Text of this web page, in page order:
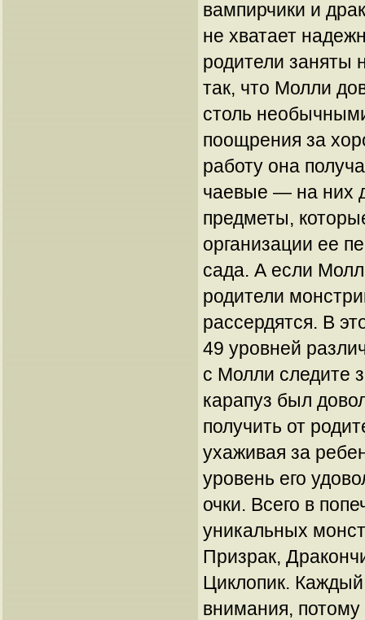
вампирчики и
не хватает
родители заняты
так, что Молли
столь
поощрения за
работу она
чаевые — на них
предметы,
организации ее
сада. А если
родители
рассердятся. В
49 уровней
с Молли следите
карапуз был
получить от
ухаживая за
уровень его
очки. Всего в
уникальных
Призрак,
Циклопик. Каждый
внимания, потому